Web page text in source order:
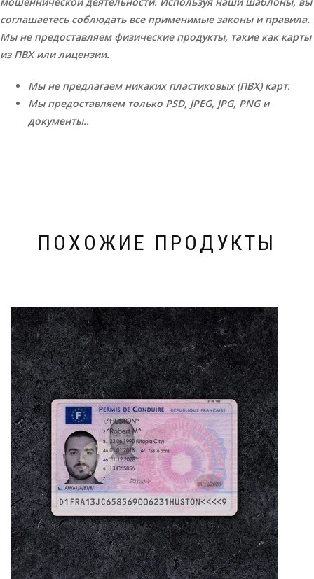
соглашаетесь соблюдать все применимые законы и правила.
Мы не предоставляем физические продукты, такие как карты
из ПВХ или лицензии.
Мы не предлагаем никаких пластиковых (ПВХ) карт.
Мы предоставляем только PSD, JPEG, JPG, PNG и
документы..
ПОХОЖИЕ ПРОДУКТЫ